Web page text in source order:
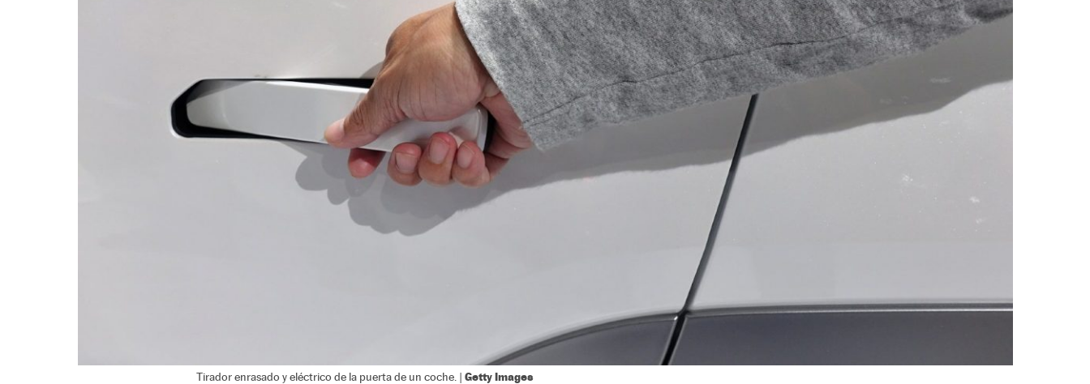
Tirador enrasado y eléctrico de la puerta de un coche. | Getty Images